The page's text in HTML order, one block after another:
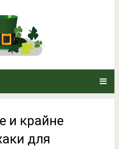
простые и
о которых
и крайне
для